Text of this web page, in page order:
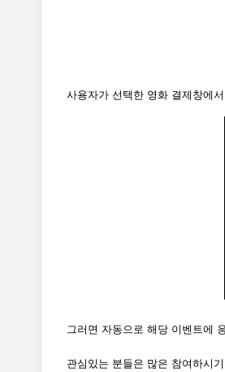
사용자가 선택한 영화 결제창에
그러면 자동으로 해당 이벤트에
관심있는 분들은 많은 참여하시